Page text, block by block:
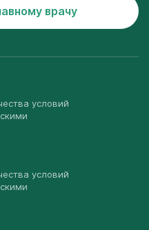
врачу
условий
условий